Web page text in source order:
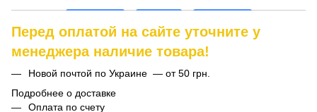
Перед оплатой на сайте уточните у
менеджера наличие товара!
Новой почтой по Украине — от 50 грн.
Подробнее о доставке
Оплата по счету